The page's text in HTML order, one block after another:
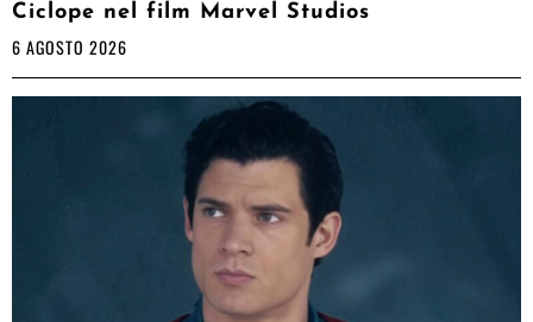
Ciclope nel film Marvel Studios
6 AGOSTO 2026